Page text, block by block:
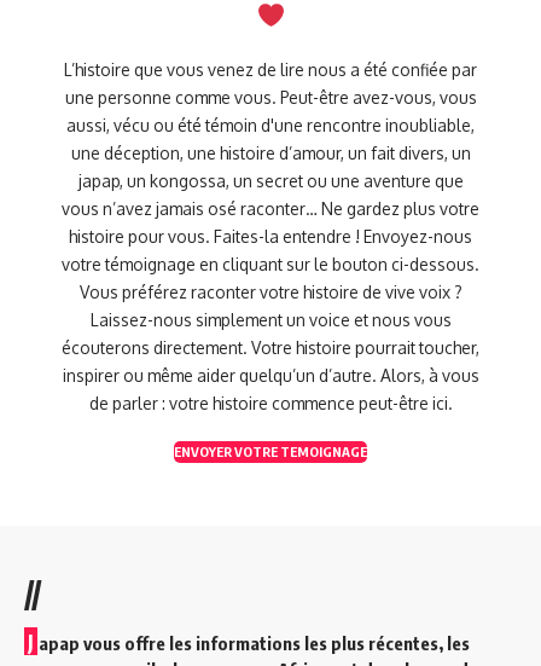
L’histoire que vous venez de lire nous a été confiée par
une personne comme vous. Peut-être avez-vous, vous
aussi, vécu ou été témoin d'une rencontre inoubliable,
une déception, une histoire d’amour, un fait divers, un
japap, un kongossa, un secret ou une aventure que
vous n’avez jamais osé raconter… Ne gardez plus votre
histoire pour vous. Faites-la entendre ! Envoyez-nous
votre témoignage en cliquant sur le bouton ci-dessous.
Vous préférez raconter votre histoire de vive voix ?
Laissez-nous simplement un voice et nous vous
écouterons directement. Votre histoire pourrait toucher,
inspirer ou même aider quelqu’un d’autre. Alors, à vous
de parler : votre histoire commence peut-être ici.
ENVOYER VOTRE TEMOIGNAGE
//
J apap vous offre les informations les plus récentes, les